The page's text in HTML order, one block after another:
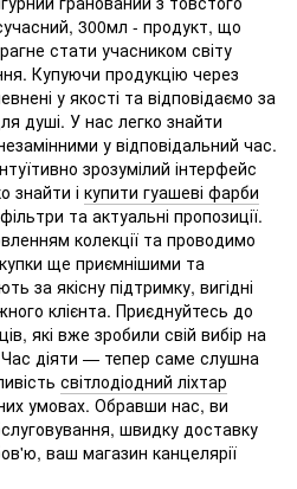
300мл - продукт, що
стати учасником світу
Купуючи продукцію через
у якості та відповідаємо за
душі. У нас легко знайти
у відповідальний час.
зрозумілий інтерфейс
знайти і купити гуашеві фарби
та актуальні пропозиції.
колекції та проводимо
ще приємнішими та
за якісну підтримку, вигідні
клієнта. Приєднуйтесь до
які вже зробили свій вибір на
діяти — тепер саме слушна
світлодіодний ліхтар
умовах. Обравши нас, ви
швидку доставку
ваш магазин канцелярії